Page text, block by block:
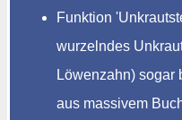
Funktion
wurzelndes
Löwenzahn) sogar
aus massivem